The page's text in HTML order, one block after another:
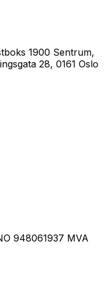
1900 Sentrum,
28, 0161 Oslo
948061937 MVA